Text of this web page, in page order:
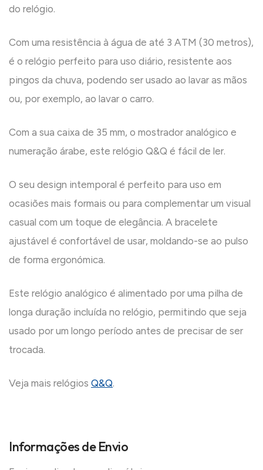
do relógio.
Com uma resistência à água de até 3 ATM (30 metros),
é o relógio perfeito para uso diário, resistente aos
pingos da chuva, podendo ser usado ao lavar as mãos
ou, por exemplo, ao lavar o carro.
Com a sua caixa de 35 mm, o mostrador analógico e
numeração árabe, este relógio Q&Q é fácil de ler.
O seu design intemporal é perfeito para uso em
ocasiões mais formais ou para complementar um visual
casual com um toque de elegância. A bracelete
ajustável é confortável de usar, moldando-se ao pulso
de forma ergonómica.
Este relógio analógico é alimentado por uma pilha de
longa duração incluída no relógio, permitindo que seja
usado por um longo período antes de precisar de ser
trocada.
Veja mais relógios Q&Q.
Informações de Envio